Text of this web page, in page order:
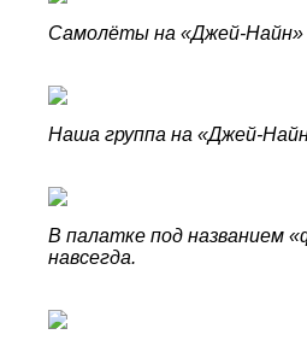
Самолёты на «Джей-Найн»
Наша группа на «Джей-
В палатке под названием
навсегда.